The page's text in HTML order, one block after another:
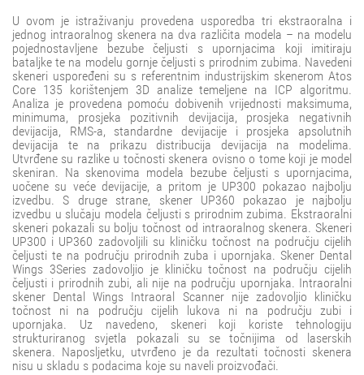
U ovom je istraživanju provedena usporedba tri ekstraoralna i
jednog intraoralnog skenera na dva različita modela – na modelu
pojednostavljene bezube čeljusti s upornjacima koji imitiraju
bataljke te na modelu gornje čeljusti s prirodnim zubima. Navedeni
skeneri uspoređeni su s referentnim industrijskim skenerom Atos
Core 135 korištenjem 3D analize temeljene na ICP algoritmu.
Analiza je provedena pomoću dobivenih vrijednosti maksimuma,
minimuma, prosjeka pozitivnih devijacija, prosjeka negativnih
devijacija, RMS-a, standardne devijacije i prosjeka apsolutnih
devijacija te na prikazu distribucija devijacija na modelima.
Utvrđene su razlike u točnosti skenera ovisno o tome koji je model
skeniran. Na skenovima modela bezube čeljusti s upornjacima,
uočene su veće devijacije, a pritom je UP300 pokazao najbolju
izvedbu. S druge strane, skener UP360 pokazao je najbolju
izvedbu u slučaju modela čeljusti s prirodnim zubima. Ekstraoralni
skeneri pokazali su bolju točnost od intraoralnog skenera. Skeneri
UP300 i UP360 zadovoljili su kliničku točnost na području cijelih
čeljusti te na području prirodnih zuba i upornjaka. Skener Dental
Wings 3Series zadovoljio je kliničku točnost na području cijelih
čeljusti i prirodnih zubi, ali nije na području upornjaka. Intraoralni
skener Dental Wings Intraoral Scanner nije zadovoljio kliničku
točnost ni na području cijelih lukova ni na području zubi i
upornjaka. Uz navedeno, skeneri koji koriste tehnologiju
strukturiranog svjetla pokazali su se točnijima od laserskih
skenera. Naposljetku, utvrđeno je da rezultati točnosti skenera
nisu u skladu s podacima koje su naveli proizvođači.